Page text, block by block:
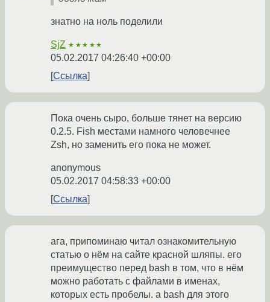
знатно на ноль поделили
SjZ ★★★★★
05.02.2017 04:26:40 +00:00
Ссылка
Пока очень сыро, больше тянет на версию
0.2.5. Fish местами намного человечнее
Zsh, но заменить его пока не может.
anonymous
05.02.2017 04:58:33 +00:00
Ссылка
ага, припоминаю читал ознакомительную
статью о нём на сайте красной шляпы. его
преимущество перед bash в том, что в нём
можно работать с файлами в именах,
которых есть пробелы. а bash для этого